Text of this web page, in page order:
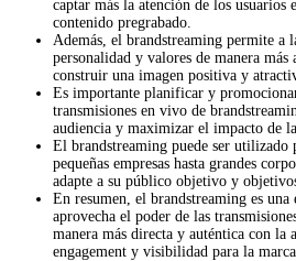
captar más la atención de los usuarios
contenido pregrabado.
Además, el brandstreaming permite a
personalidad y valores de manera
construir una imagen positiva y
Es importante planificar y
transmisiones en vivo de
audiencia y maximizar el impacto de la
El brandstreaming puede ser utilizado
pequeñas empresas hasta grandes
adapte a su público objetivo y
En resumen, el brandstreaming es
aprovecha el poder de las
manera más directa y auténtica con la
engagement y visibilidad para la marca.